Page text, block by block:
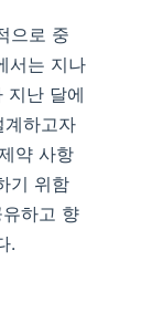
으로 중
서는 지나
지난 달에
하고자
약 사항
기 위함
하고 향
.